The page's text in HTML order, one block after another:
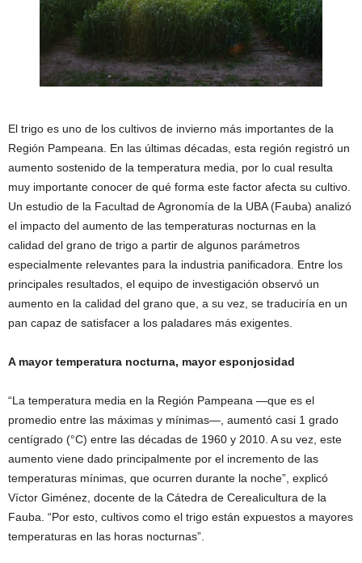
El trigo es uno de los cultivos de invierno más importantes de la
Región Pampeana. En las últimas décadas, esta región registró un
aumento sostenido de la temperatura media, por lo cual resulta
muy importante conocer de qué forma este factor afecta su cultivo.
Un estudio de la Facultad de Agronomía de la UBA (Fauba) analizó
el impacto del aumento de las temperaturas nocturnas en la
calidad del grano de trigo a partir de algunos parámetros
especialmente relevantes para la industria panificadora. Entre los
principales resultados, el equipo de investigación observó un
aumento en la calidad del grano que, a su vez, se traduciría en un
pan capaz de satisfacer a los paladares más exigentes.
A mayor temperatura nocturna, mayor esponjosidad
“La temperatura media en la Región Pampeana —que es el
promedio entre las máximas y mínimas—, aumentó casi 1 grado
centígrado (°C) entre las décadas de 1960 y 2010. A su vez, este
aumento viene dado principalmente por el incremento de las
temperaturas mínimas, que ocurren durante la noche”, explicó
Víctor Giménez, docente de la Cátedra de Cerealicultura de la
Fauba. “Por esto, cultivos como el trigo están expuestos a mayores
temperaturas en las horas nocturnas”.